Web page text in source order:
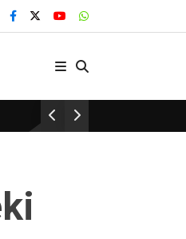
Karate Takımından Bronz Madalya!